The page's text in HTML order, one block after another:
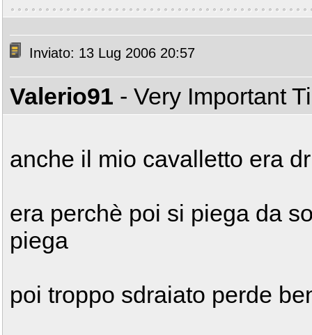
Inviato: 13 Lug 2006 20:57
Valerio91 - Very Important
anche il mio cavalletto era
era perchè poi si piega da
piega
poi troppo sdraiato perde